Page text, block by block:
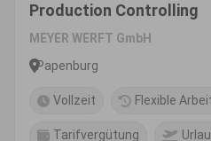
Production Controlling
MEYER WERFT GmbH
Papenburg
Vollzeit Flexible
Tarifvergütung